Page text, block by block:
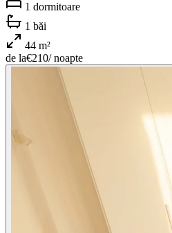
1 dormitoare
1 băi
44 m²
de la€210/ noapte